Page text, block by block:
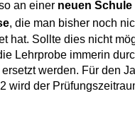
an einer neuen Schule
, die man bisher noch
hat. Sollte dies nicht
Lehrprobe immerin
werden. Für den
wird der